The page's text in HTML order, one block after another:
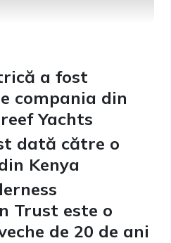
a fost
compania din
Yachts
dată către o
Kenya
Trust este o
de 20 de ani